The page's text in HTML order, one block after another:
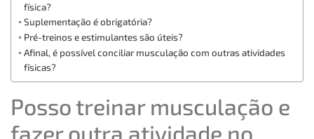
física?
Suplementação é obrigatória?
Pré-treinos e estimulantes são úteis?
Afinal, é possível conciliar musculação com outras atividades
físicas?
Posso treinar musculação e
fazer outra atividade no